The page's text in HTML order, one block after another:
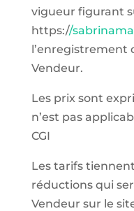
vigueur figurant
https://
l’enregistrement
Vendeur.
Les prix sont
n’est pas
CGI
Les tarifs
réductions qui
Vendeur sur le